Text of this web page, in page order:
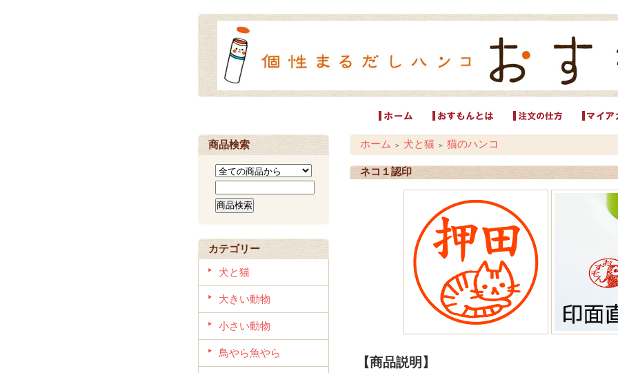
商品検索
カテゴリー
犬と猫
大きい動物
小さい動物
鳥やら魚やら
ホーム ＞ 犬と猫 ＞ 猫のハンコ
ネコ１認印
【商品説明】